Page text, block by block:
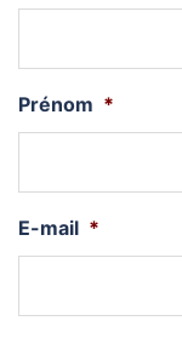
Prénom *
E-mail *